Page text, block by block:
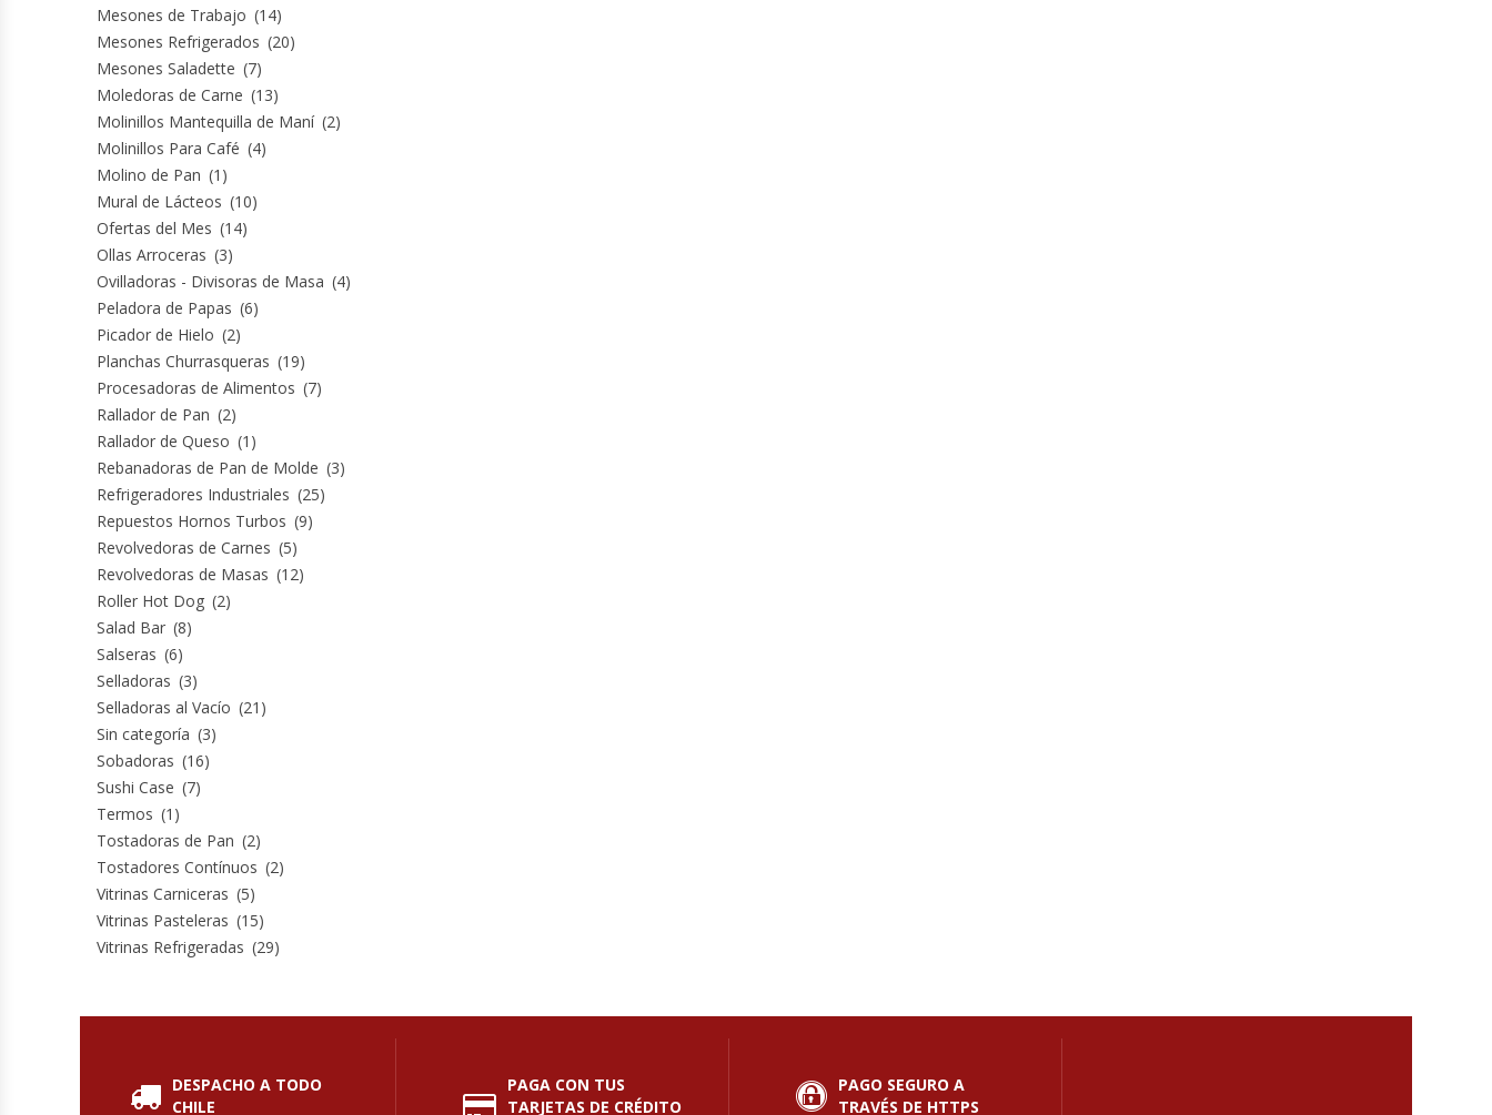
Hornos Cocción Acelerada
Hornos Eléctricos
Hornos Turbos / Convectores
Hornos Industriales
Laminadora De Masas
Lavafondos
Lavavajillas
Licuadoras Industriales
Mesones De Trabajo
Mesones Refrigerados
Mesones Saladette
Módulos De Acero Inoxidable
Moledoras De Carne
Molinillos Para Café
Mural De Lácteos
Ofertas Del Mes
Ollas Arroceras
Mesones de Trabajo (14)
Mesones Refrigerados (20)
Mesones Saladette (7)
Moledoras de Carne (13)
Molinillos Mantequilla de Maní (2)
Molinillos Para Café (4)
Molino de Pan (1)
Mural de Lácteos (10)
Ofertas del Mes (14)
Ollas Arroceras (3)
Ovilladoras - Divisoras de Masa (4)
Peladora de Papas (6)
Picador de Hielo (2)
Planchas Churrasqueras (19)
Procesadoras de Alimentos (7)
Rallador de Pan (2)
Rallador de Queso (1)
Rebanadoras de Pan de Molde (3)
Refrigeradores Industriales (25)
Repuestos Hornos Turbos (9)
Revolvedoras de Carnes (5)
Revolvedoras de Masas (12)
Roller Hot Dog (2)
Salad Bar (8)
Salseras (6)
Selladoras (3)
Selladoras al Vacío (21)
Sin categoría (3)
Sobadoras (16)
Sushi Case (7)
Termos (1)
Tostadoras de Pan (2)
Tostadores Contínuos (2)
Vitrinas Carniceras (5)
Vitrinas Pasteleras (15)
Vitrinas Refrigeradas (29)
DESPACHO A TODO
CHILE
PAGA CON TUS
TARJETAS DE CRÉDITO
PAGO SEGURO A
TRAVÉS DE HTTPS